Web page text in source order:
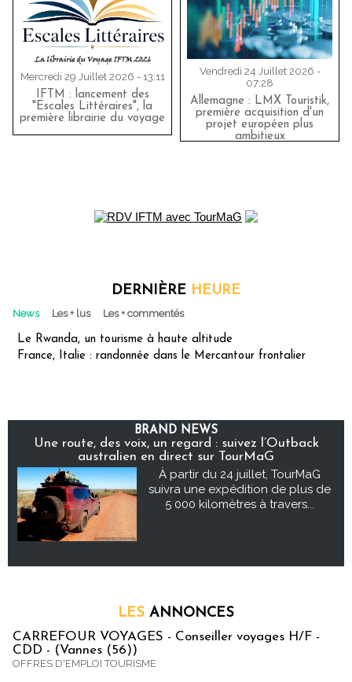
Mercredi 29 Juillet 2026 - 13:11
IFTM : lancement des
"Escales Littéraires", la
première librairie du voyage
Vendredi 24 Juillet 2026 -
07:28
Allemagne : LMX Touristik,
première acquisition d'un
projet européen plus
ambitieux
DERNIÈRE HEURE
News Les + lus Les + commentés
Le Rwanda, un tourisme à haute altitude
France, Italie : randonnée dans le Mercantour frontalier
BRAND NEWS
Une route, des voix, un regard : suivez l’Outback
australien en direct sur TourMaG
À partir du 24 juillet, TourMaG
suivra une expédition de plus de
5 000 kilomètres à travers...
LES ANNONCES
CARREFOUR VOYAGES - Conseiller voyages H/F -
CDD - (Vannes (56))
OFFRES D'EMPLOI TOURISME